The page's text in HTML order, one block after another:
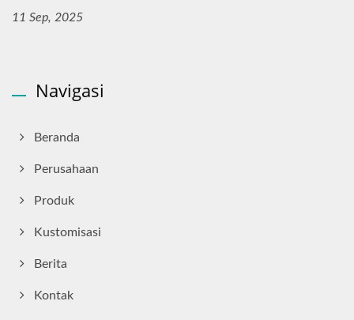
11 Sep, 2025
Navigasi
Beranda
Perusahaan
Produk
Kustomisasi
Berita
Kontak